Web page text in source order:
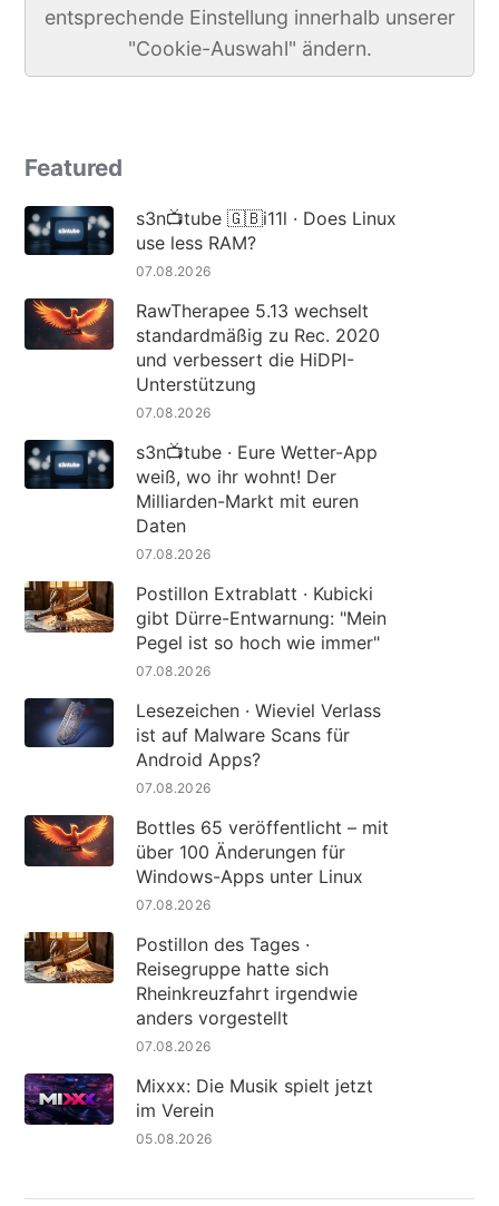
entsprechende Einstellung innerhalb unserer
"Cookie-Auswahl" ändern.
Featured
s3n📺tube 🇬🇧i11l · Does Linux
use less RAM?
07.08.2026
RawTherapee 5.13 wechselt
standardmäßig zu Rec. 2020
und verbessert die HiDPI-
Unterstützung
07.08.2026
s3n📺tube · Eure Wetter-App
weiß, wo ihr wohnt! Der
Milliarden-Markt mit euren
Daten
07.08.2026
Postillon Extrablatt · Kubicki
gibt Dürre-Entwarnung: "Mein
Pegel ist so hoch wie immer"
07.08.2026
Lesezeichen · Wieviel Verlass
ist auf Malware Scans für
Android Apps?
07.08.2026
Bottles 65 veröffentlicht – mit
über 100 Änderungen für
Windows-Apps unter Linux
07.08.2026
Postillon des Tages ·
Reisegruppe hatte sich
Rheinkreuzfahrt irgendwie
anders vorgestellt
07.08.2026
Mixxx: Die Musik spielt jetzt
im Verein
05.08.2026